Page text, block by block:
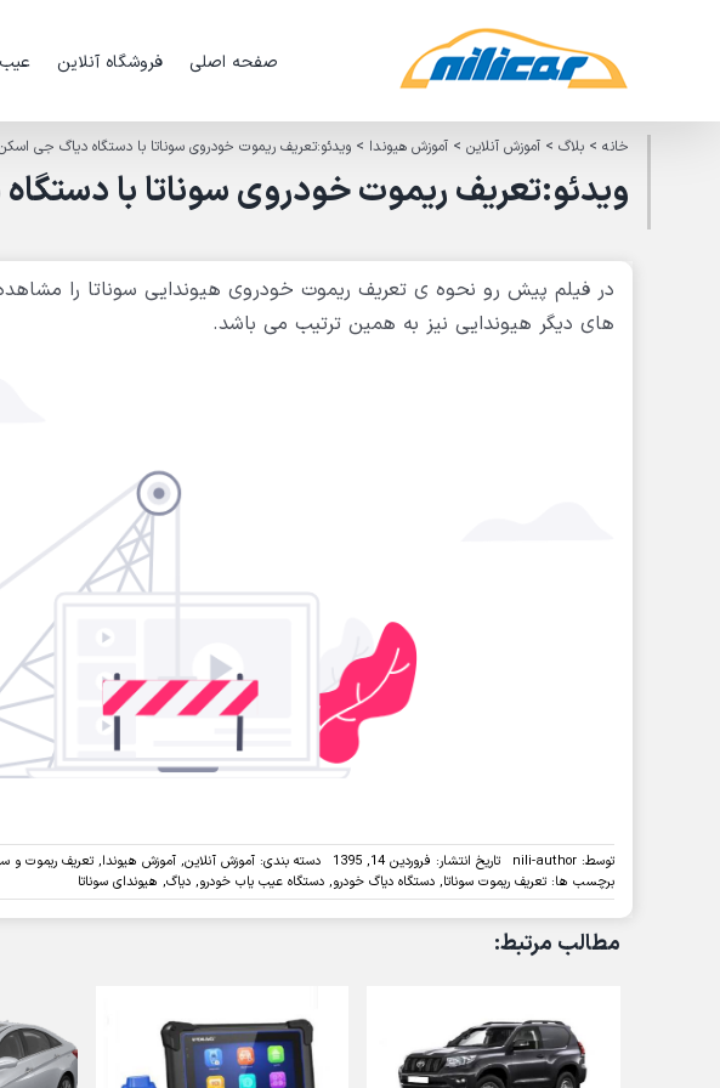
صفحه اصلی فروشگاه آنلاین
خانه> بلاگ> آموزش آنلاین> آموزش هیوندا > ویدئو:تعریف ریموت خودروی سوناتا با دستگاه دیاگ جی
ویدئو:تعریف ریموت خودروی سوناتا با
در فیلم پیش رو نحوه ی تعریف ریموت خودروی هیوندایی سوناتا را
های دیگر هیوندایی نیز به همین ترتیب می باشد.
توسط: nili-author تاریخ انتشار: فروردین 14, 1395 دسته بندی: آموزش آنلاین, آموزش هیوندا, تعریف ریموت و
برچسب ها: تعریف ریموت سوناتا, دستگاه دیاگ خودرو, دستگاه عیب یاب خودرو, دیاگ, هیوندای سوناتا
مطالب مرتبط: